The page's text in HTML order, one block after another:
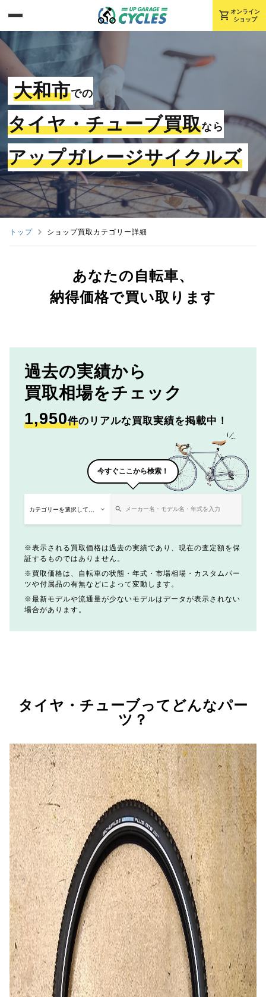
shopping_cart オンライン
ショップ
大和市での
タイヤ・チューブ買取なら
アップガレージサイクルズ
トップ ショップ買取カテゴリー詳細
あなたの自転車、
納得価格で買い取ります
過去の実績から
買取相場をチェック
1,950件のリアルな買取実績を掲載中！
今すぐここから検索！
表示される買取価格は過去の実績であり、現在の査定額を保
証するものではありません。
買取価格は、自転車の状態・年式・市場相場・カスタムパー
ツや付属品の有無などによって変動します。
最新モデルや流通量が少ないモデルはデータが表示されない
場合があります。
タイヤ・チューブってどんなパー
ツ？